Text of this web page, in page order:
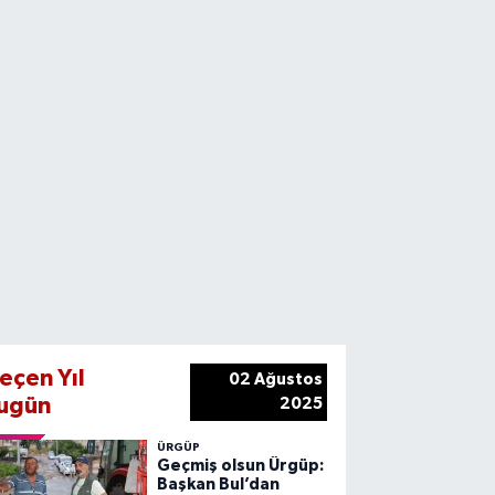
Yıl
02 Ağustos
2025
ÜRGÜP
Geçmiş olsun Ürgüp:
Başkan Bul’dan